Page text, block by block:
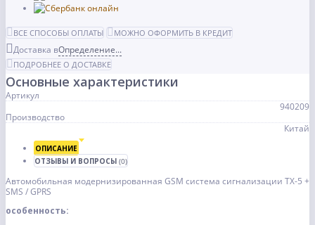
ВСЕ СПОСОБЫ ОПЛАТЫ МОЖНО ОФОРМИТЬ В КРЕДИТ
Доставка вОпределение...
ПОДРОБНЕЕ О ДОСТАВКЕ
Основные характеристики
Артикул
940209
Производство
Китай
ОПИСАНИЕ
ОТЗЫВЫ И ВОПРОСЫ (0)
Автомобильная модернизированная GSM система сигнализации TX-5 +
SMS / GPRS
особенность: